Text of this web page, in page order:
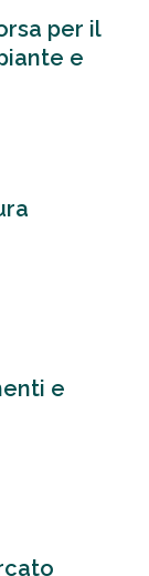
per il
e
e